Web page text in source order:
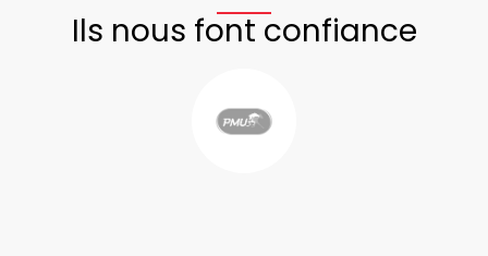
Ils nous font confiance